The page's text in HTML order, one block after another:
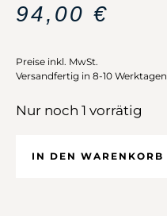
94,00 €
Preise inkl. MwSt.
Versandfertig in 8-10 Werktagen
Nur noch 1 vorrätig
IN DEN WARENKORB